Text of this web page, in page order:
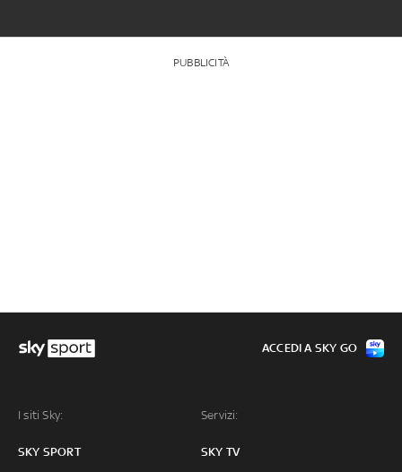
PUBBLICITÀ
I siti Sky:
SKY SPORT
Servizi:
SKY TV
ACCEDI A SKY GO